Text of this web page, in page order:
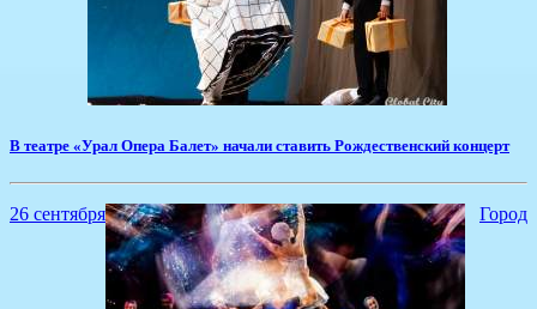
В театре «Урал Опера Балет» начали ставить Рождественский концерт
26 сентября Город